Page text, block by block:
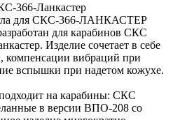
366-Ланкастер
для СКС-366-ЛАНКАСТЕР
для карабинов СКС
Изделие сочетает в себе
компенсации вибраций при
вспышки при надетом кожухе.
на карабины: СКС
в версии ВПО-208 со